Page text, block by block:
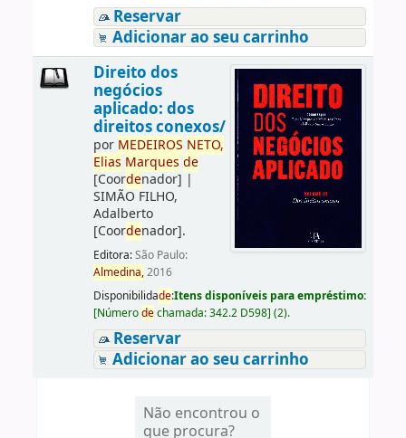
Reservar
Adicionar ao seu carrinho
Direito dos
negócios
aplicado: dos
direitos conexos/
por MEDEIROS NETO,
Elias Marques de
[Coordenador] |
SIMÃO FILHO,
Adalberto
[Coordenador].
Editora:São Paulo:
Almedina,2016
Disponibilidade:Itens disponíveis para empréstimo:
[Númerodechamada:342.2 D598] (2).
Reservar
Adicionar ao seu carrinho
Não encontrou o
que procura?